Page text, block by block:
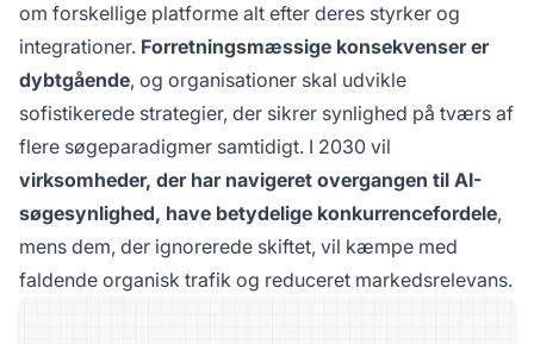
om forskellige platforme alt efter deres styrker og
integrationer. Forretningsmæssige konsekvenser er
dybtgående, og organisationer skal udvikle
sofistikerede strategier, der sikrer synlighed på tværs af
flere søgeparadigmer samtidigt. I 2030 vil
virksomheder, der har navigeret overgangen til AI-
søgesynlighed, have betydelige konkurrencefordele,
mens dem, der ignorerede skiftet, vil kæmpe med
faldende organisk trafik og reduceret markedsrelevans.